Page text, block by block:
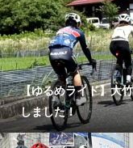
【ゆるめライド】大
しました！